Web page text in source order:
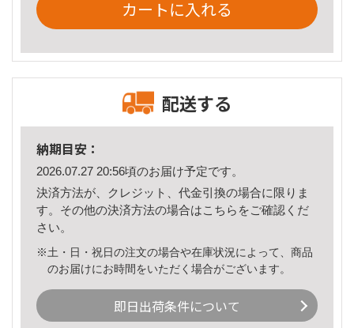
カートに入れる
配送する
納期目安：
2026.07.27 20:56頃のお届け予定です。
決済方法が、クレジット、代金引換の場合に限りま
す。その他の決済方法の場合はこちら をご確認くだ
さい。
※土・日・祝日の注文の場合や在庫状況によって、商品
のお届けにお時間をいただく場合がございます。
即日出荷条件について